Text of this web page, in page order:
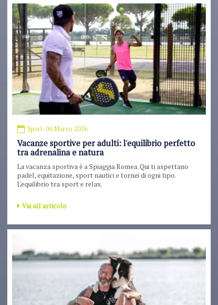
Sport- 06 Marzo 2026
Vacanze sportive per adulti: l'equilibrio perfetto
tra adrenalina e natura
La vacanza sportiva è a Spiaggia Romea. Qui ti aspettano
padel, equitazione, sport nautici e tornei di ogni tipo.
L'equilibrio tra sport e relax.
Vai all'articolo